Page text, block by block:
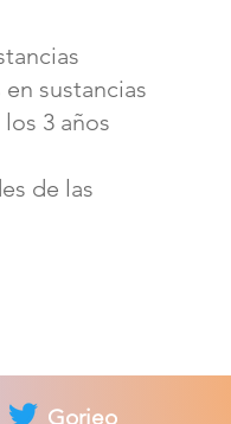
sustancias
3 años
de las
Gorjeo